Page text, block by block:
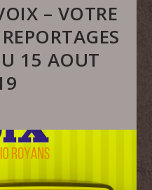
– VOTRE
15 AOUT